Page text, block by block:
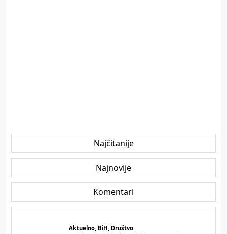
Najčitanije
Najnovije
Komentari